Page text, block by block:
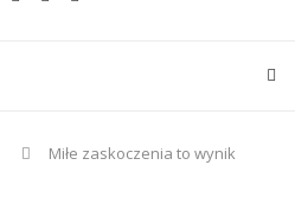
Miłe zaskoczenia to wynik